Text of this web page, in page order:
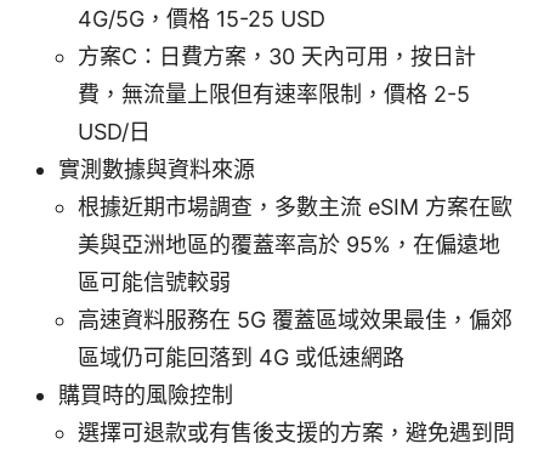
4G/5G，價格 15-25 USD
方案C：日費方案，30 天內可用，按日計
費，無流量上限但有速率限制，價格 2-5
USD/日
實測數據與資料來源
根據近期市場調查，多數主流 eSIM 方案在歐
美與亞洲地區的覆蓋率高於 95%，在偏遠地
區可能信號較弱
高速資料服務在 5G 覆蓋區域效果最佳，偏郊
區域仍可能回落到 4G 或低速網路
購買時的風險控制
選擇可退款或有售後支援的方案，避免遇到問